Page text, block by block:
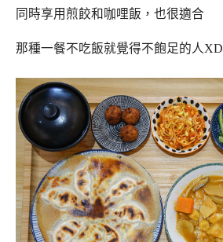
同時享用煎餃和咖哩飯，也很適合
那種一餐不吃飯就覺得不飽足的人XD